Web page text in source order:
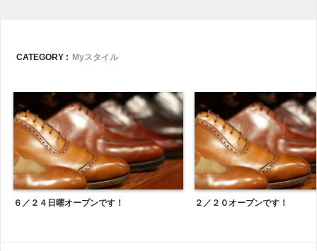
CATEGORY : Myスタイル
６／２４日曜オープンです！ ２／２０オープンです！